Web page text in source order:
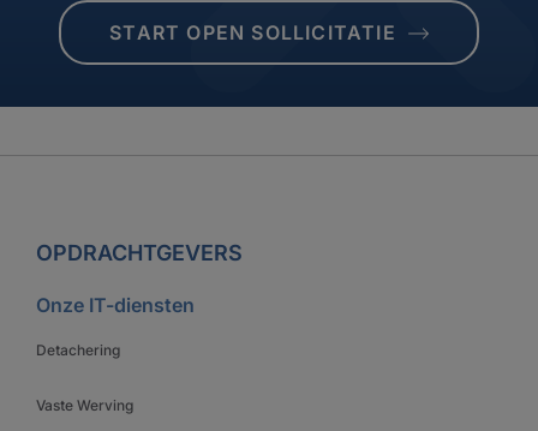
START OPEN SOLLICITATIE
OPDRACHTGEVERS
Onze IT-diensten
Detachering
Vaste Werving